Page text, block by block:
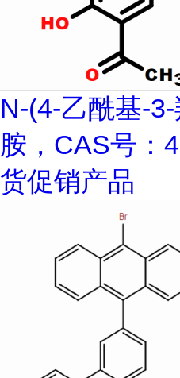
N-(4-乙酰基-
胺，CAS号：
货促销产品